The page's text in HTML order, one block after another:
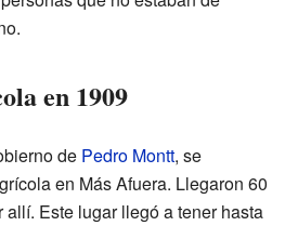
en 1909
de Pedro Montt, se
en Más Afuera. Llegaron 60
Este lugar llegó a tener hasta